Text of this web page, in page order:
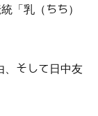
「乳（ちち）
、そして日中友